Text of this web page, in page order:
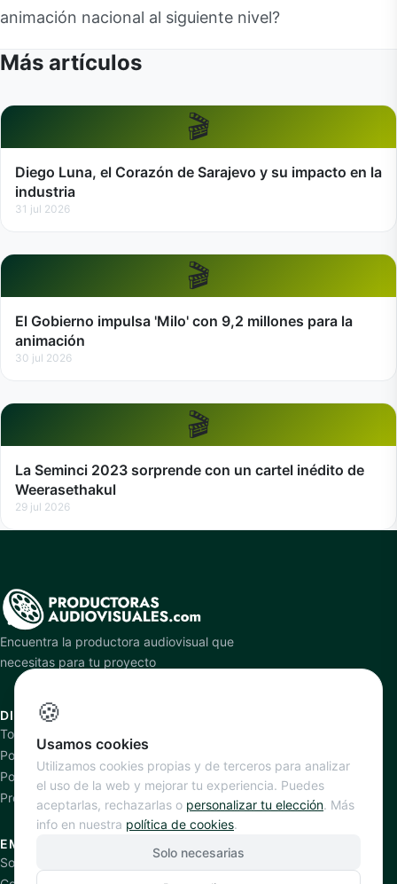
animación nacional al siguiente nivel?
Más artículos
🎬
Diego Luna, el Corazón de Sarajevo y su impacto en la
industria
31 jul 2026
🎬
El Gobierno impulsa 'Milo' con 9,2 millones para la
animación
30 jul 2026
🎬
La Seminci 2023 sorprende con un cartel inédito de
Weerasethakul
29 jul 2026
Encuentra la productora audiovisual que
necesitas para tu proyecto
DIRECTORIO
Todas las productoras
Por especialidad
Por ciudad
Productoras verificadas
Planes y precios
EMPRESA
Sobre nosotros
🍪
Usamos cookies
Utilizamos cookies propias y de terceros para analizar
el uso de la web y mejorar tu experiencia. Puedes
aceptarlas, rechazarlas o personalizar tu elección. Más
info en nuestra política de cookies.
Solo necesarias